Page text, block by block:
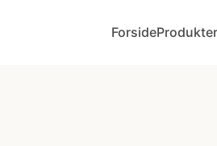
ForsideProdukter